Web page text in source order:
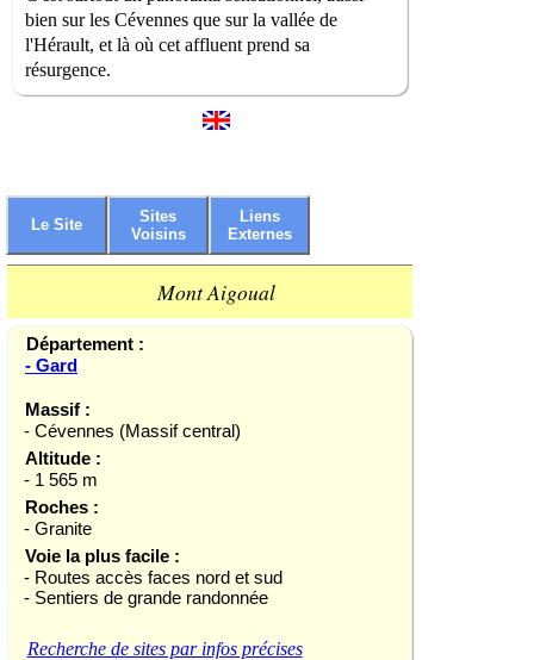
bien sur les Cévennes que sur la vallée de
l'Hérault, et là où cet affluent prend sa
résurgence.
Le Site
Sites
Voisins
Liens
Externes
Mont Aigoual
Département :
- Gard
Massif :
- Cévennes (Massif central)
Altitude :
- 1 565 m
Roches :
- Granite
Voie la plus facile :
- Routes accès faces nord et sud
- Sentiers de grande randonnée
Recherche de sites par infos précises